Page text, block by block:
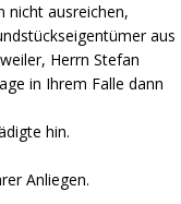
nicht ausreichen,
aus
Herrn Stefan
in Ihrem Falle dann
hin.
Anliegen.